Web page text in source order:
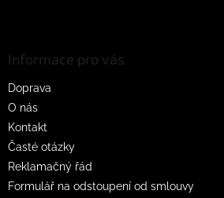
Informace pro vás
Doprava
O nás
Kontakt
Časté otázky
Reklamačný řád
Formulář na odstoupení od smlouvy